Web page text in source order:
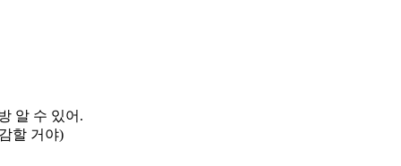
알 수 있어.
할 거야)